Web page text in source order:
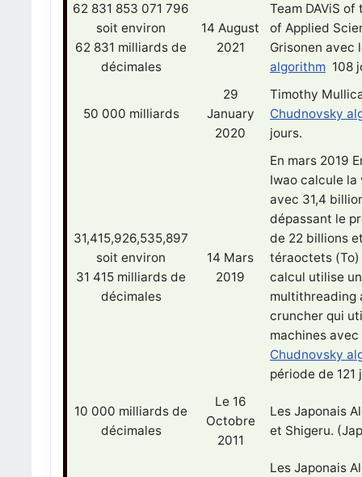
62 831 853 071 796
soit environ
62 831 milliards de
décimales
14 August
2021
Team DAViS
of Applied
Grisonen
algorithm108
50 000 milliards
29
January
2020
Timothy
Chudnovsky
jours.
31,415,926,535,897
soit environ
31 415 milliards de
décimales
14 Mars
2019
En mars 2019
Iwao calcule la
avec 31,4
dépassant le
de 22 billions
téraoctets (To)
calcul utilise
multithreading
cruncher qui
machines
Chudnovsky
période de 121
10 000 milliards de
décimales
Le 16
Octobre
2011
Les Japonais
et Shigeru.
Les Japonais